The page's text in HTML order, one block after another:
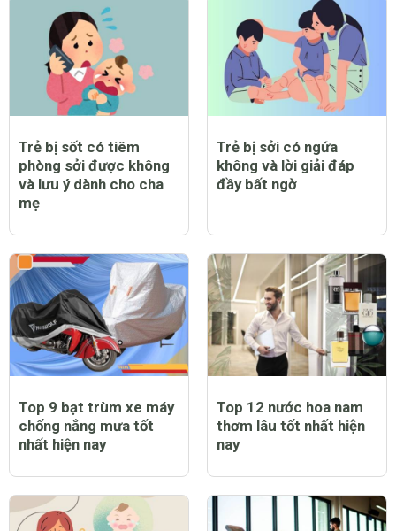
Trẻ bị sốt có tiêm
phòng sởi được không
và lưu ý dành cho cha
mẹ
Trẻ bị sởi có ngứa
không và lời giải đáp
đầy bất ngờ
Top 9 bạt trùm xe máy
chống nắng mưa tốt
nhất hiện nay
Top 12 nước hoa nam
thơm lâu tốt nhất hiện
nay